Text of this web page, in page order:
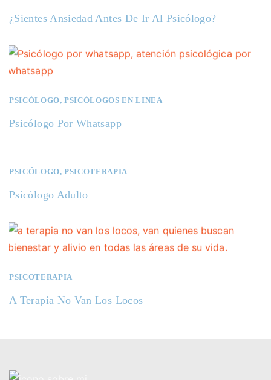
¿Sientes Ansiedad Antes De Ir Al Psicólogo?
PSICÓLOGO,PSICÓLOGOS EN LINEA
Psicólogo Por Whatsapp
PSICÓLOGO,PSICOTERAPIA
Psicólogo Adulto
PSICOTERAPIA
A Terapia No Van Los Locos